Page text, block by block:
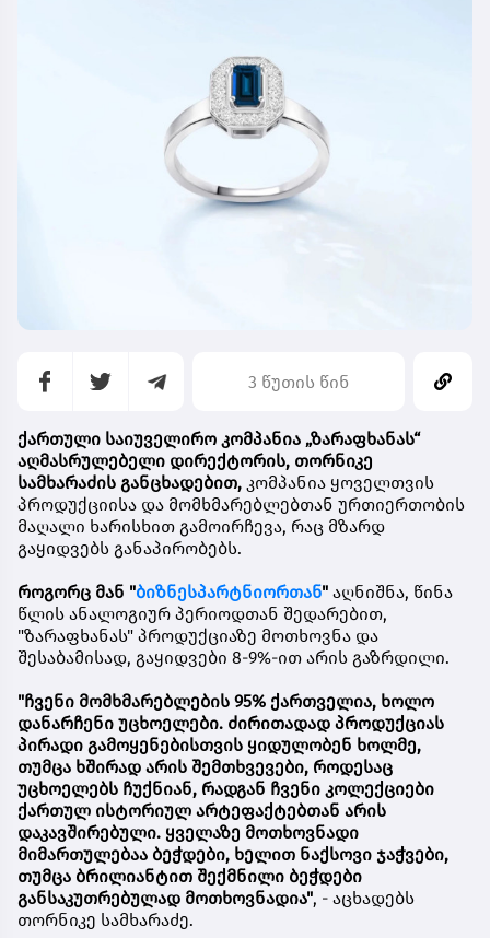
3 წუთის წინ
ქართული საიუველირო კომპანია „ზარაფხანას“
აღმასრულებელი დირექტორის, თორნიკე
სამხარაძის განცხადებით, კომპანია ყოველთვის
პროდუქციისა და მომხმარებლებთან ურთიერთობის
მაღალი ხარისხით გამოირჩევა, რაც მზარდ
გაყიდვებს განაპირობებს.
როგორც მან "ბიზნესპარტნიორთან" აღნიშნა, წინა
წლის ანალოგიურ პერიოდთან შედარებით,
"ზარაფხანას" პროდუქციაზე მოთხოვნა და
შესაბამისად, გაყიდვები 8-9%-ით არის გაზრდილი.
"ჩვენი მომხმარებლების 95% ქართველია, ხოლო
დანარჩენი უცხოელები. ძირითადად პროდუქციას
პირადი გამოყენებისთვის ყიდულობენ ხოლმე,
თუმცა ხშირად არის შემთხვევები, როდესაც
უცხოელებს ჩუქნიან, რადგან ჩვენი კოლექციები
ქართულ ისტორიულ არტეფაქტებთან არის
დაკავშირებული. ყველაზე მოთხოვნადი
მიმართულებაა ბეჭდები, ხელით ნაქსოვი ჯაჭვები,
თუმცა ბრილიანტით შექმნილი ბეჭდები
განსაკუთრებულად მოთხოვნადია", - აცხადებს
თორნიკე სამხარაძე.